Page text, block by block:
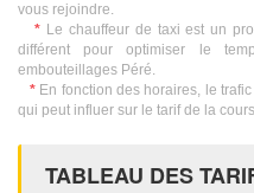
vous rejoindre.
* Le chauffeur de taxi est un
différent pour optimiser le
embouteillages Péré.
* En fonction des horaires, le
qui peut influer sur le tarif de la
TABLEAU DES